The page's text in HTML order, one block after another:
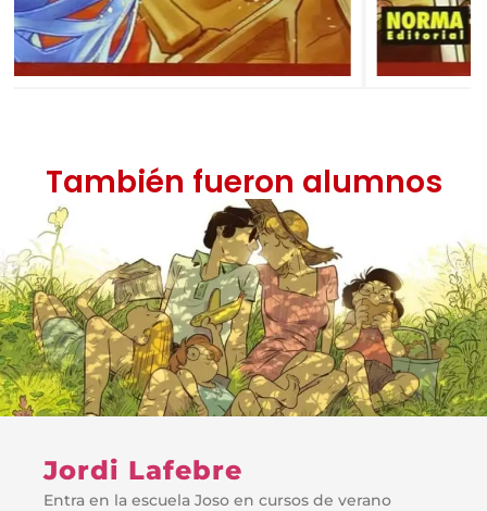
También fueron alumnos
Jordi Lafebre
Entra en la escuela Joso en cursos de verano